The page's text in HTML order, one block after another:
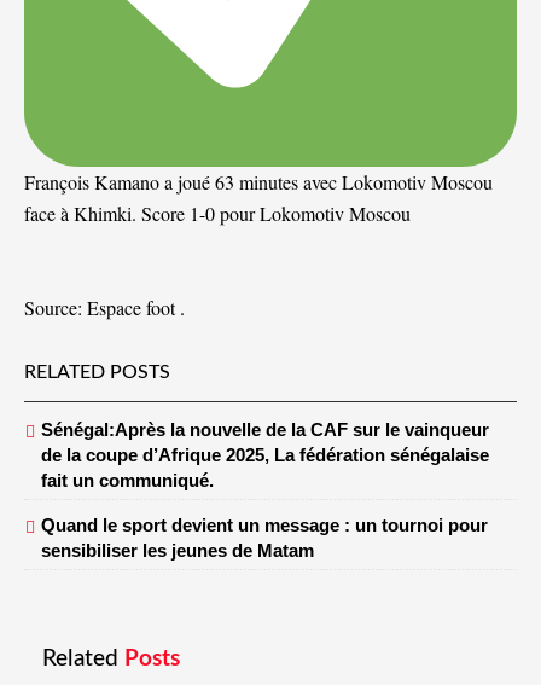
François Kamano a joué 63 minutes avec Lokomotiv Moscou
face à Khimki. Score 1-0 pour Lokomotiv Moscou
Source: Espace foot .
RELATED POSTS
Sénégal:Après la nouvelle de la CAF sur le vainqueur
de la coupe d’Afrique 2025, La fédération sénégalaise
fait un communiqué.
Quand le sport devient un message : un tournoi pour
sensibiliser les jeunes de Matam
Related Posts